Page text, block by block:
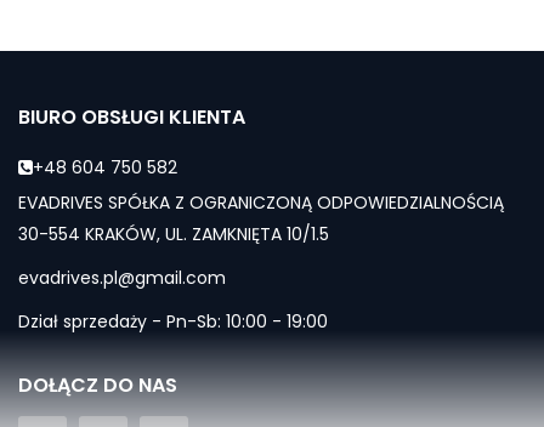
BIURO OBSŁUGI KLIENTA
+48 604 750 582
EVADRIVES SPÓŁKA Z OGRANICZONĄ ODPOWIEDZIALNOŚCIĄ
30-554 KRAKÓW, UL. ZAMKNIĘTA 10/1.5
evadrives.pl@gmail.com
Dział sprzedaży - Pn-Sb: 10:00 - 19:00
DOŁĄCZ DO NAS